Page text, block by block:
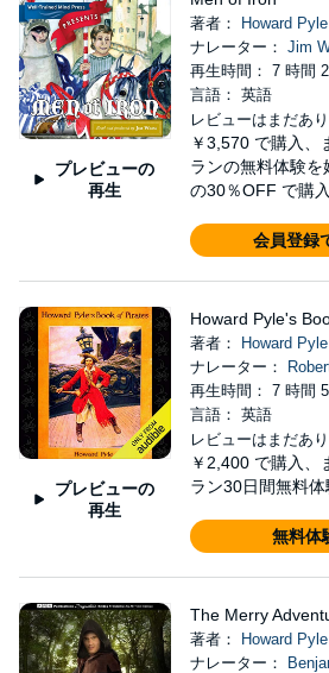
プレビューの
再生
著者：
Howard Pyle
ナレーター： Jim
再生時間： 7 時間
言語： 英語
レビューはまだあり
￥3,570 で購入、
ランの無料体験
の30％OFF で購入
会員登録
プレビューの
再生
Howard Pyle's
著者：
Howard Pyle
ナレーター：
再生時間： 7 時間
言語： 英語
レビューはまだあり
￥2,400 で購入、
ラン30日間無料
無料体
The Merry
著者：
Howard Pyle
ナレーター：